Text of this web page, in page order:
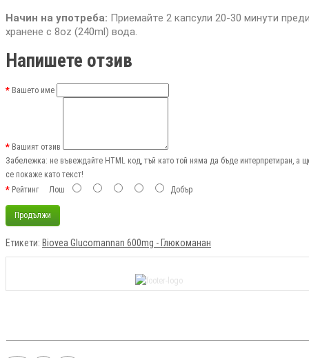
Начин на употреба: Приемайте 2 капсули 20-30 минути
хранене с 8oz (240ml) вода.
Напишете отзив
Вашето име
Вашият отзив
Забележка: не въвеждайте HTML код, тъй като той няма да бъде интерпретиран, а
се покаже като текст!
РейтингЛош Добър
Продължи
Етикети: Biovea Glucomannan 600mg - Глюкоманан